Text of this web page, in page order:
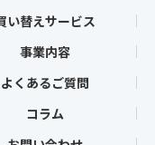
い替えサービス
事業内容
よくあるご質問
コラム